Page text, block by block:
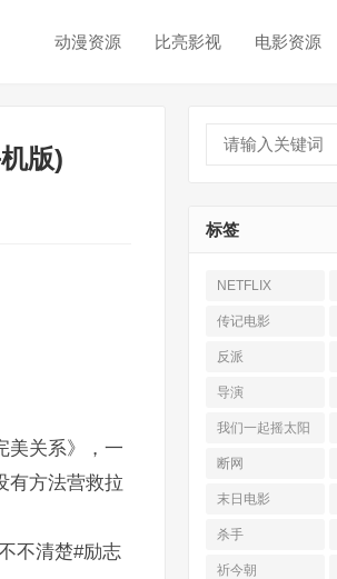
动漫资源 比亮影视 电影资源
版)
美关系》，一
有方法营救拉
不清楚#励志
标签
NETFLIX
传记电影
反派
导演
我们一起摇太阳
断网
末日电影
杀手
祈今朝